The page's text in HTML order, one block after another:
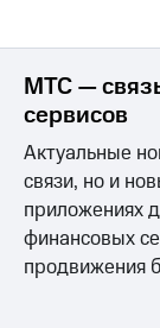
eSIM
Для дома
и
с
и
ТВ
Личный
ТВ
Мой
МТС —
сервисов
Актуальные
связи, но и
приложениях
финансовых
продвижения